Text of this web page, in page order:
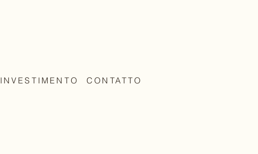
INVESTIMENTO CONTATTO